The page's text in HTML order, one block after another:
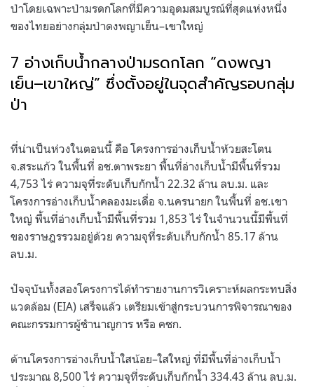
ป่าโดยเฉพาะป่ามรดกโลกที่มีความอุดมสมบูรณ์ที่สุดแห่งหนึ่ง
ของไทยอย่างกลุ่มป่าดงพญาเย็น–เขาใหญ่
7 อ่างเก็บน้ำกลางป่ามรดกโลก “ดงพญา
เย็น–เขาใหญ่” ซึ่งตั้งอยู่ในจุดสำคัญรอบกลุ่ม
ป่า
ที่น่าเป็นห่วงในตอนนี้ คือ โครงการอ่างเก็บน้ำห้วยสะโตน
จ.สระแก้ว ในพื้นที่ อช.ตาพระยา พื้นที่อ่างเก็บน้ำมีพื้นที่รวม
4,753ไร่ ความจุที่ระดับเก็บกักน้ำ 22.32 ล้าน ลบ.ม. และ
โครงการอ่างเก็บน้ำคลองมะเดื่อ จ.นครนายก ในพื้นที่ อช.เขา
ใหญ่ พื้นที่อ่างเก็บน้ำมีพื้นที่รวม 1,853ไร่ ในจำนวนนี้มีพื้นที่
ของราษฎรรวมอยู่ด้วย ความจุที่ระดับเก็บกักน้ำ 85.17 ล้าน
ลบ.ม.
ปัจจุบันทั้งสองโครงการได้ทำรายงานการวิเคราะห์ผลกระทบสิ่ง
แวดล้อม (EIA) เสร็จแล้ว เตรียมเข้าสู่กระบวนการพิจารณาของ
คณะกรรมการผู้ชำนาญการ หรือ คชก.
ด้านโครงการอ่างเก็บน้ำใสน้อย–ใสใหญ่ ที่มีพื้นที่อ่างเก็บน้ำ
ประมาณ 8,500ไร่ ความจุที่ระดับเก็บกักน้ำ 334.43 ล้าน ลบ.ม.